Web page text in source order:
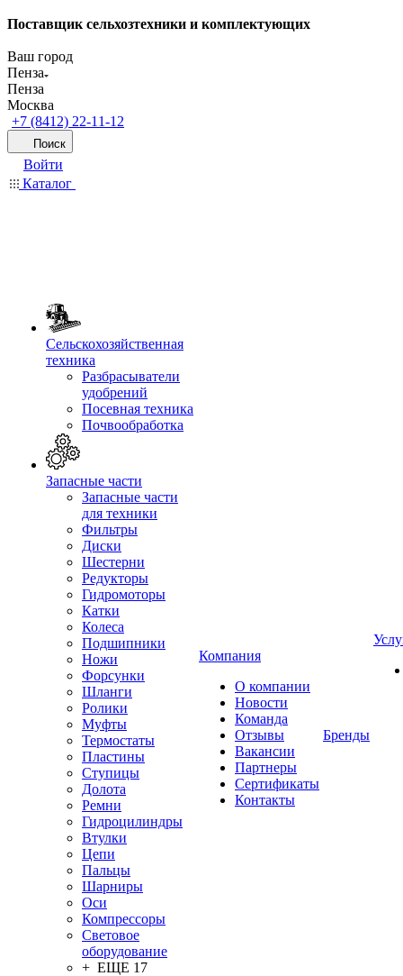
Поставщик сельхозтехники и комплектующих
Ваш город
Пенза
Пенза
Москва
+7 (8412) 22-11-12
Поиск
Войти
Каталог
Сельскохозяйственная
техника
Разбрасыватели
удобрений
Посевная техника
Почвообработка
Запасные части
Запасные части
для техники
Фильтры
Диски
Шестерни
Редукторы
Гидромоторы
Катки
Колеса
Подшипники
Ножи
Форсунки
Шланги
Ролики
Муфты
Термостаты
Пластины
Ступицы
Долота
Ремни
Гидроцилиндры
Втулки
Цепи
Пальцы
Шарниры
Оси
Компрессоры
Световое
оборудование
+ ЕЩЕ 17
Компания
О компании
Новости
Команда
Отзывы
Вакансии
Партнеры
Сертификаты
Контакты
Бренды